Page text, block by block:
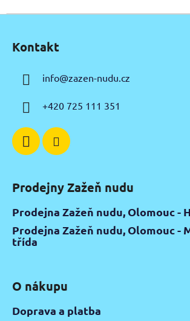
Kontakt
info@zazen-nudu.cz
+420 725 111 351
Prodejny Zažeň nudu
Prodejna Zažeň nudu, Olomouc -
Prodejna Zažeň nudu, Olomouc -
třída
O nákupu
Doprava a platba